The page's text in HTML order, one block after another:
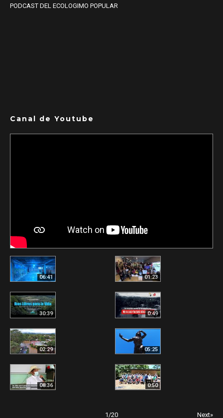
PODCAST DEL ECOLOGIMO POPULAR
Canal de Youtube
06:41 01:23
30:39 0:49
02:29 05:25
08:36 0:50
1/20 Next»